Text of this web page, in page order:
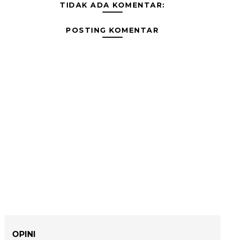
TIDAK ADA KOMENTAR:
POSTING KOMENTAR
OPINI